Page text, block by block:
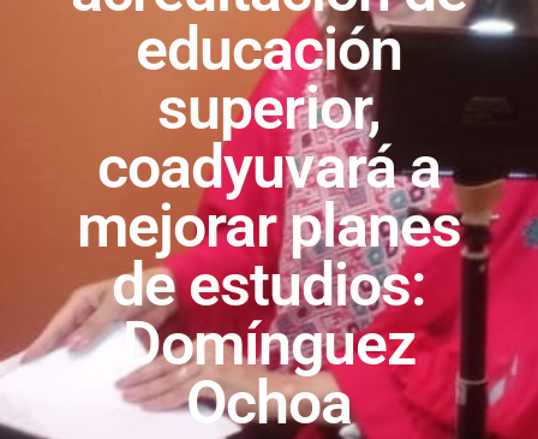
educación
superior,
coadyuvará a
mejorar planes
de estudios:
Domínguez
Ochoa